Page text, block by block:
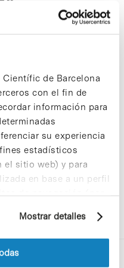
de Barcelona
con el fin de
información para
su experiencia
estadísticos
el sitio web) y para
en base a un perfil
de navegación (por
puede consultar
web.
Mostrar detalles
keywords.